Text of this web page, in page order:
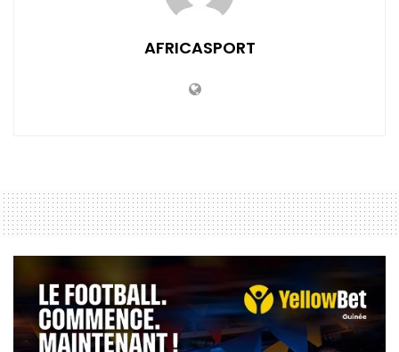
AFRICASPORT